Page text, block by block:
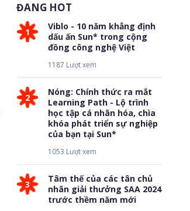
ĐANG HOT
1
Viblo - 10 năm khẳng định
dấu ấn Sun* trong cộng
đồng công nghệ Việt
1187 Lượt xem
2
Nóng: Chính thức ra mắt
Learning Path - Lộ trình
học tập cá nhân hóa, chìa
khóa phát triển sự nghiệp
của bạn tại Sun*
1053 Lượt xem
3
Tâm thế của các tân chủ
nhân giải thưởng SAA 2024
trước thềm năm mới